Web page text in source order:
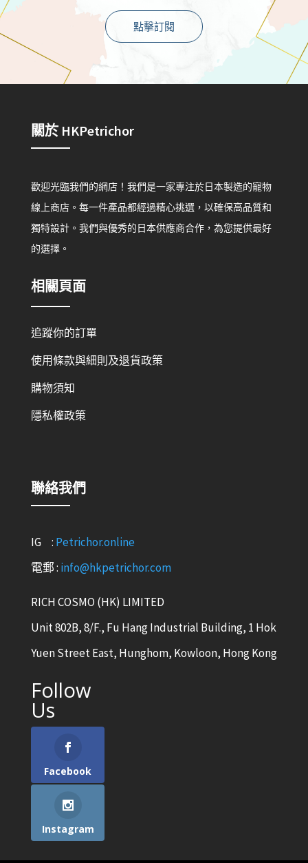
點擊訂閱
關於 HKPetrichor
歡迎光臨我們的網店！我們是一家專注於日本製造的寵物
線上商店。每一件產品都經過精心挑選，以確保高品質和
獨特設計。我們與優秀的日本供應商合作，為您提供最好
的選擇。
相關頁面
追蹤你的訂單
使用條款與細則及退貨政策
購物須知
隱私權政策
聯絡我們
IG : Petrichor.online
電郵 : info@hkpetrichor.com
RICH COSMO (HK) LIMITED
Unit 802B, 8/F., Fu Hang Industrial Building, 1 Hok
Yuen Street East, Hunghom, Kowloon, Hong Kong
Follow
Us
Facebook
Instagram